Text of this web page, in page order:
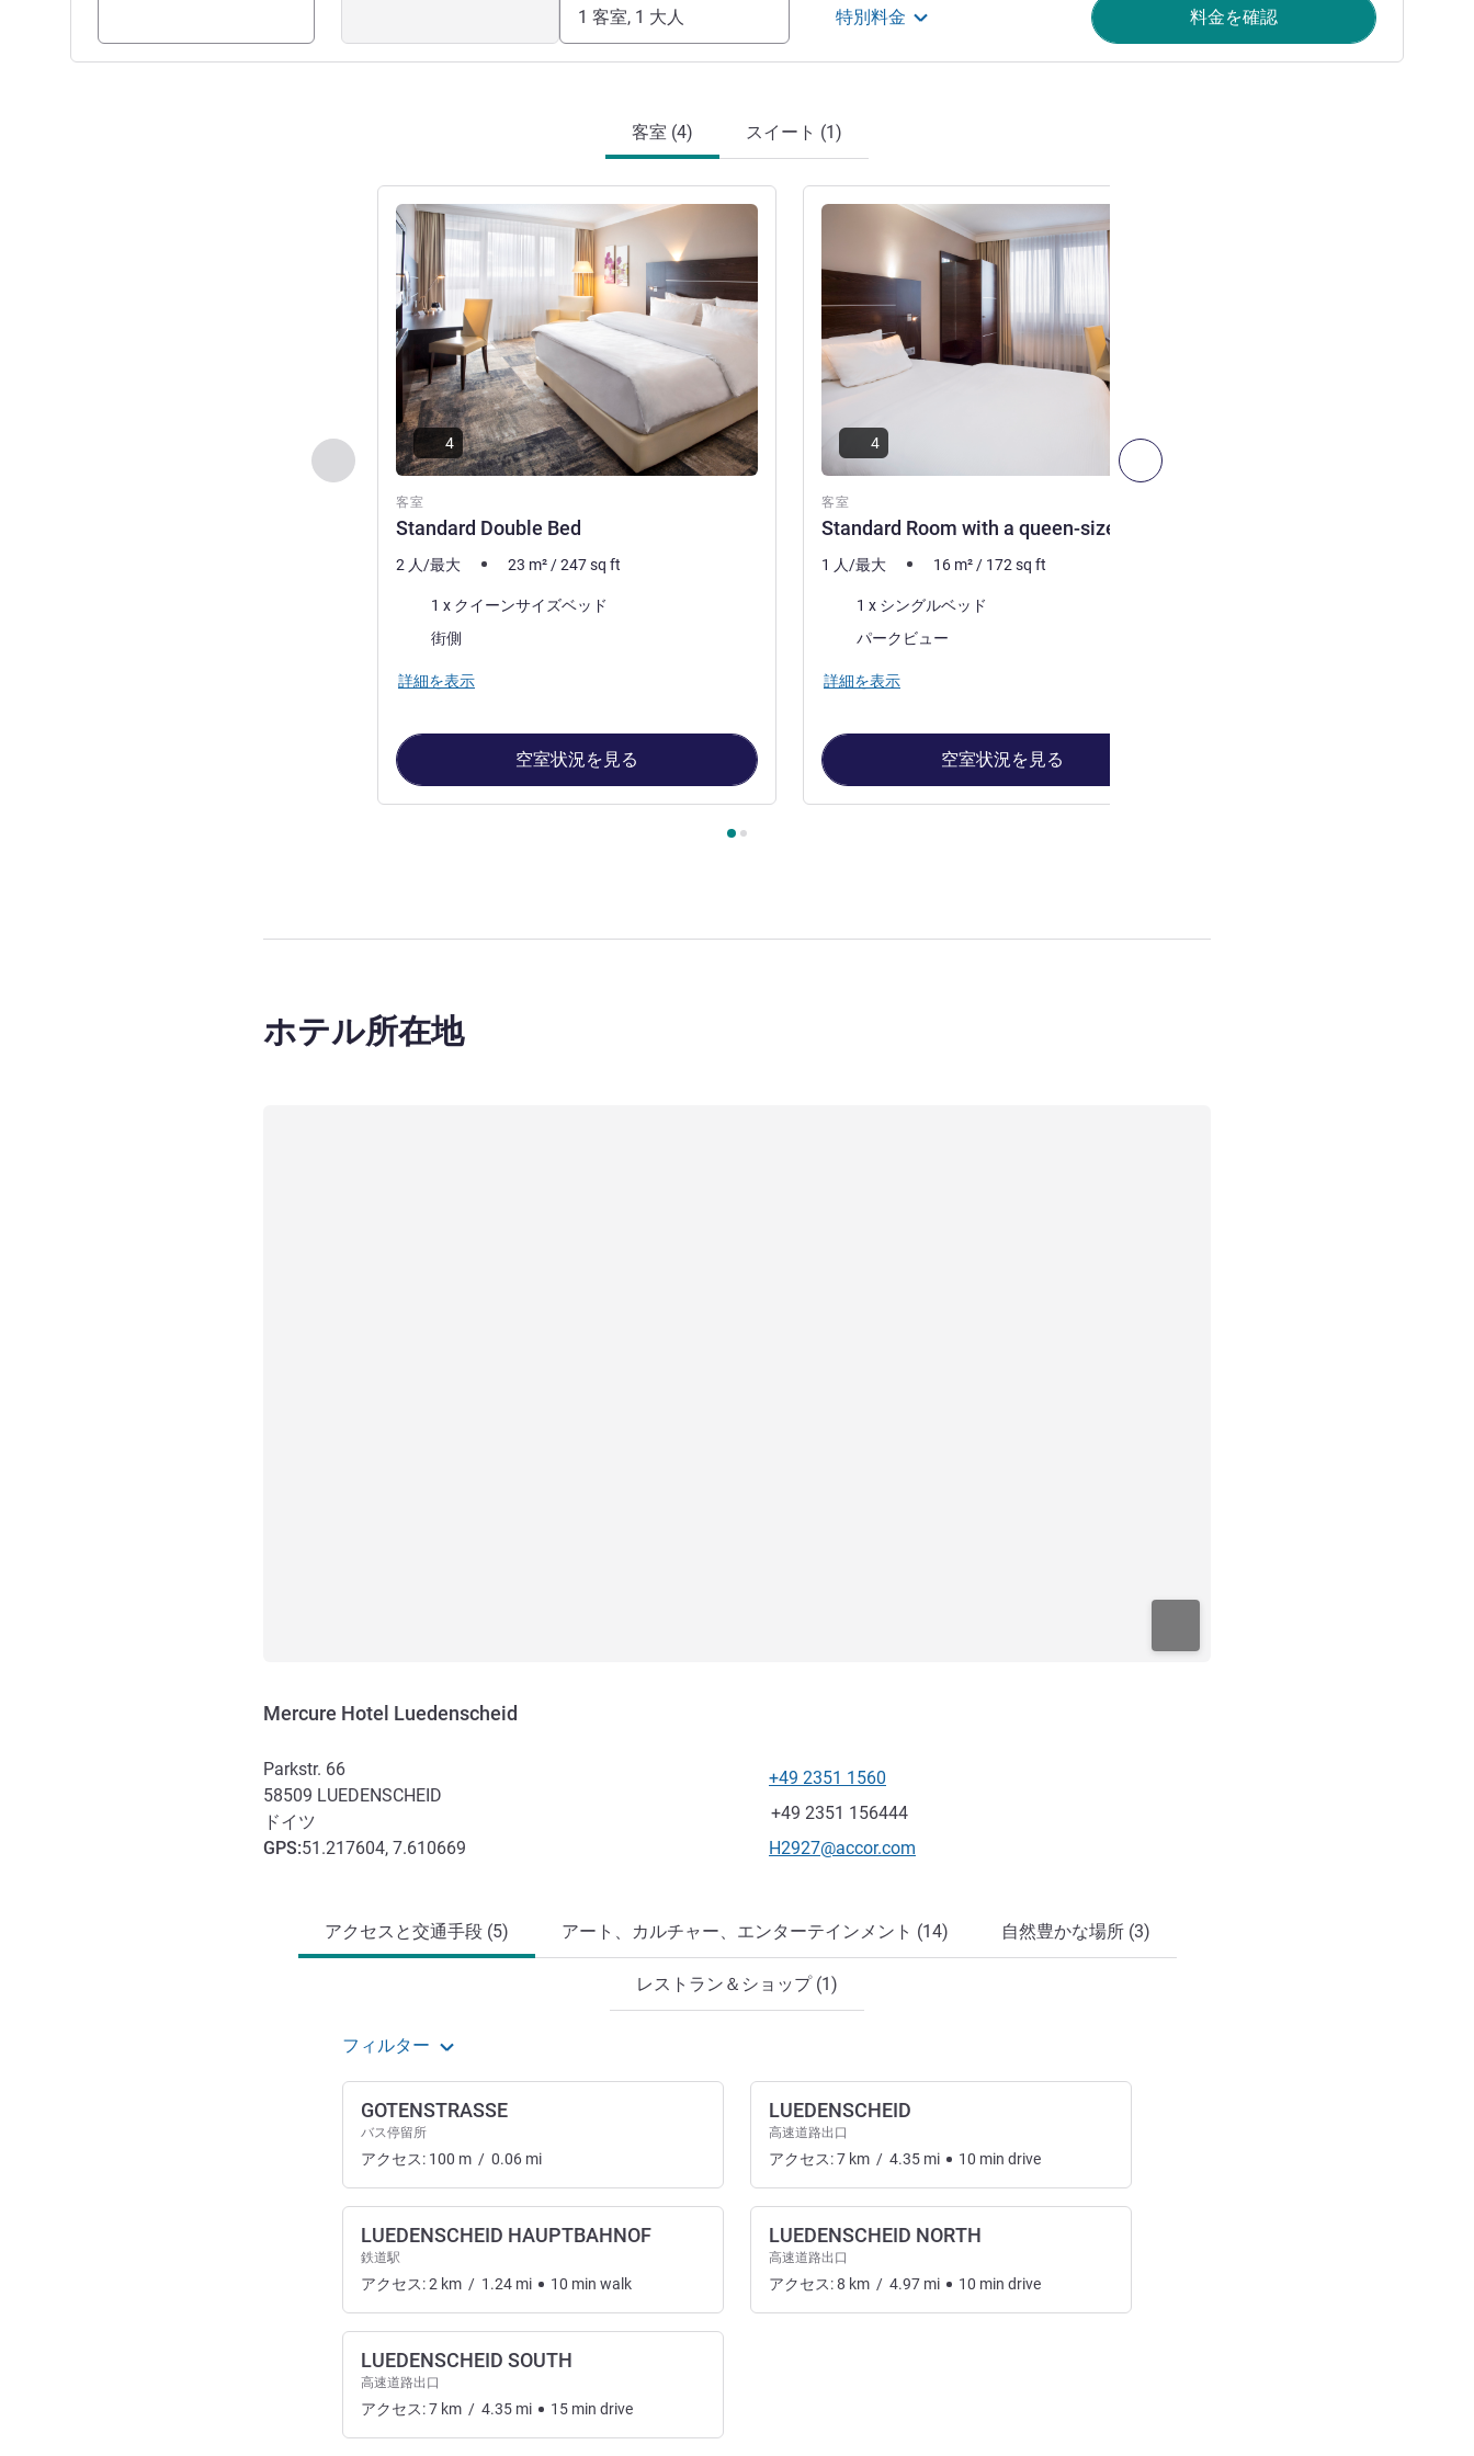
1 客室, 1 大人 特別料金 料金を確認
客室 (4) スイート (1)
前に戻る - 客室 次へ - 客室
客室
Standard Double Bed
詳細を表示
4
2 人/最大 23 m² /247sq ft
1 x クイーンサイズベッド
ビュー:街側
詳細を表示
空室状況を見る
客室
Standard Room with a queen-size bed
詳細を表示
4
1 人/最大 16 m² / 172 sq ft
1 x シングルベッド
ビュー:パークビュー
詳細を表示
空室状況を見る
ホテル所在地
Mercure Hotel Luedenscheid
Parkstr. 66
58509 LUEDENSCHEID
ドイツ
GPS:51.217604, 7.610669
電話番号
+49 2351 1560
ファックス
+49 2351 156444
Eメール
H2927@accor.com
アクセスと交通手段 (5) アート、カルチャー、エンターテインメント (14) 自然豊かな場所 (3)
レストラン＆ショップ (1)
フィルター
GOTENSTRASSE
バス停留所
アクセス: 100 m / 0.06 mi
LUEDENSCHEID HAUPTBAHNOF
鉄道駅
アクセス:2 km / 1.24 mi 10 min walk
LUEDENSCHEID SOUTH
高速道路出口
アクセス:7 km / 4.35 mi 15 min drive
LUEDENSCHEID
高速道路出口
アクセス:7 km / 4.35 mi 10 min drive
LUEDENSCHEID NORTH
高速道路出口
アクセス:8 km / 4.97 mi 10 min drive